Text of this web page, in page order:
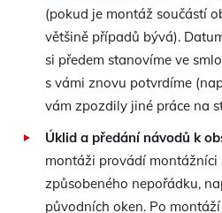
(pokud je montáž součástí
většině případů bývá).
si předem stanovíme ve
s vámi znovu potvrdíme
vám zpozdily jiné práce na
Úklid a předání návodů k
montáži provádí montážníci
způsobeného nepořádku,
původních oken. Po